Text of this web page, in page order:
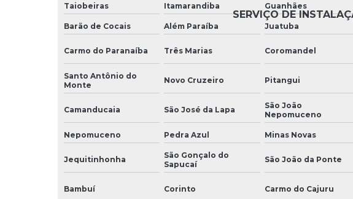
SERVIÇO DE
Taiobeiras Itamarandiba Guanhães
Barão de Cocais Além Paraíba Juatuba
Carmo do Paranaíba Três Marias Coromandel
Santo Antônio do
Monte
Novo Cruzeiro Pitangui
Camanducaia São José da Lapa
São João
Nepomuceno
Nepomuceno Pedra Azul Minas Novas
Jequitinhonha
São Gonçalo do
Sapucaí
São João da Ponte
Bambuí Corinto Carmo do Cajuru